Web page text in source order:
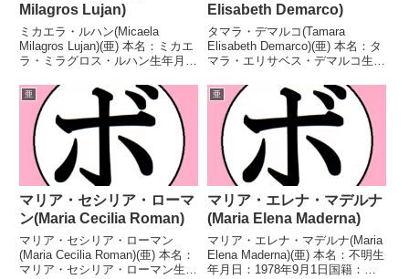
Milagros Lujan)
ミカエラ・ルハン(Micaela
Milagros Lujan)(亜) 本名：ミカエ
ラ・ミラグロス・ルハン生年月
績：21戦17勝(6KO)3敗1分 【獲
得タイトル】FABアルゼンチン女
子フライ級王座FABア...
Elisabeth Demarco)
タマラ・デマルコ(Tamara
Elisabeth Demarco)(亜) 本名：タ
マラ・エリサベス・デマルコ生年
績：23戦13勝9敗1分 【獲得タイ
トル】WBFインターナショナル
女子フライ級王座第11代W...
亜
マリア・セシリア・ローマ
ン(Maria Cecilia Roman)
マリア・セシリア・ローマン
(Maria Cecilia Roman)(亜) 本名：
マリア・セシリア・ローマン生年
亜
マリア・エレナ・マデルナ
(Maria Elena Maderna)
マリア・エレナ・マデルナ(Maria
Elena Maderna)(亜) 本名：不明生
年月日：1978年9月1日国籍：亜